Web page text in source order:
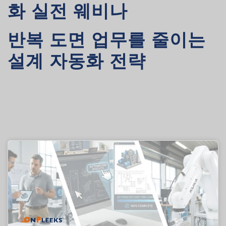
화 실전 웨비나
반복 도면 업무를 줄이는
설계 자동화 전략